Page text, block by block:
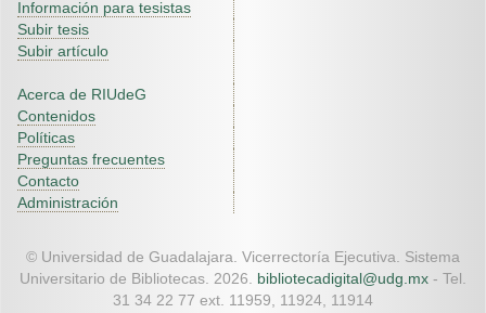
Información para tesistas
Subir tesis
Subir artículo
Acerca de RIUdeG
Contenidos
Políticas
Preguntas frecuentes
Contacto
Administración
© Universidad de Guadalajara. Vicerrectoría Ejecutiva. Sistema
Universitario de Bibliotecas. 2026. bibliotecadigital@udg.mx - Tel.
31 34 22 77 ext. 11959, 11924, 11914